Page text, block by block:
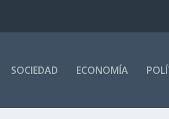
SOCIEDAD ECONOMÍA